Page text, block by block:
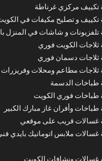
تكييف مركزي غرناطة
تكييف و تصليح مكيفات في
تلفزيونات و شاشات في المنزل
ثلاجات الكويت فوري
ثلاجات دسمان فوري
ثلاجات مطاعم ومحلات وفريزرات
طباخات الدسمة
طباخات فوري الكويت
وأفران غاز مبارك الكبير
غسالات قريب على موقعي
غسالات ملابس اتوماتيك بايدي
غسالات ونشافات الكويت